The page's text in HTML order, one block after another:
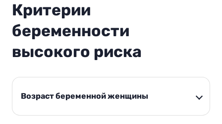
Критерии
беременности
высокого риска
Возраст беременной женщины